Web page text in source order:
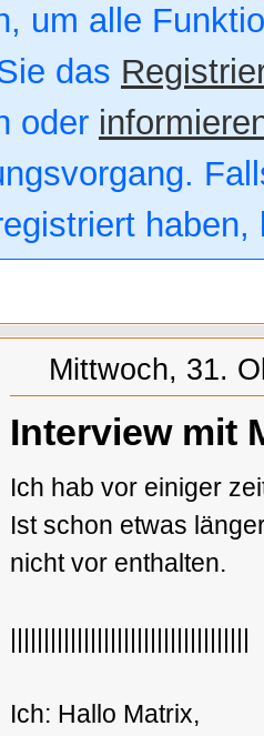
um alle
das
oder
Mittwoch, 31.
Interview mit
Ich hab vor einiger
Ist schon etwas
nicht vor enthalten.
||||||||||||||||||||||||||||||||||||
Ich: Hallo Matrix,